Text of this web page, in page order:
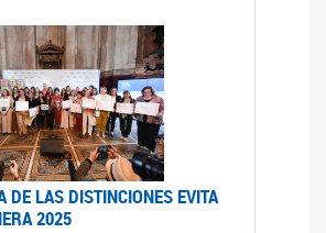
DE LAS DISTINCIONES EVITA
2025